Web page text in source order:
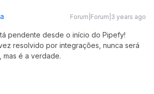
Forum|Forum|3 years ago
pendente desde o início do Pipefy!
resolvido por integrações, nunca será
é a verdade.